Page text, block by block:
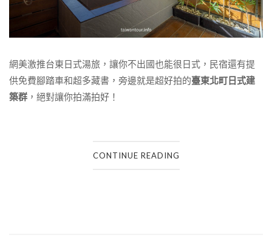
網美激推台東日式湯旅，讓你不出國也能很日式，民宿還有提
供免費腳踏車和超多藏書，旁邊就是超好拍的臺東北町日式建
築群 ，絕對讓你拍滿拍好！
CONTINUE READING